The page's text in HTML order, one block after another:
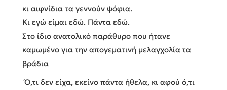
κι αιφνίδια τα γεννούν ψόφια.
Κι εγώ είμαι εδώ. Πάντα εδώ.
Στο ίδιο ανατολικό παράθυρο που ήτανε
καμωμένο για την απογεματινή μελαγχολία τα
βράδια
Ό,τι δεν είχα, εκείνο πάντα ήθελα, κι αφού ό,τι